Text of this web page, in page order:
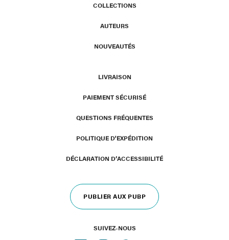
COLLECTIONS
AUTEURS
NOUVEAUTÉS
LIVRAISON
PAIEMENT SÉCURISÉ
QUESTIONS FRÉQUENTES
POLITIQUE D'EXPÉDITION
DÉCLARATION D’ACCESSIBILITÉ
PUBLIER AUX PUBP
SUIVEZ-NOUS